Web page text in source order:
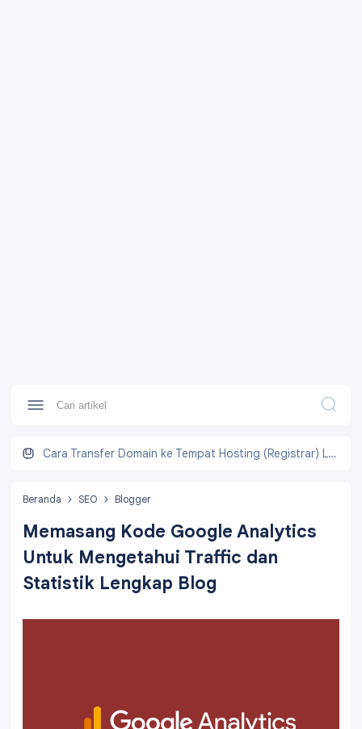
Cara Transfer Domain ke Tempat Hosting (Registrar) Lain
Beranda SEO Blogger
Memasang Kode Google Analytics
Untuk Mengetahui Traffic dan
Statistik Lengkap Blog